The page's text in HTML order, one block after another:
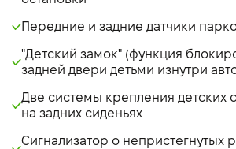
Передние и задние датчики
"Детский замок" (функция
задней двери детьми изнутри
Две системы крепления детских
на задних сиденьях
Сигнализатор о непристегнутых